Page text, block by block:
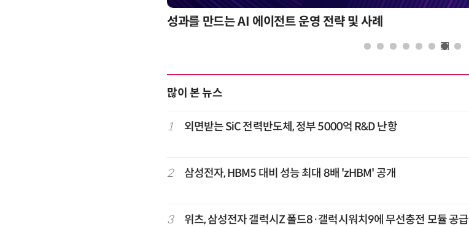
성과를 만드는 AI 에이전트 운영 전략 및 사례
많이 본 뉴스
1 외면받는 SiC 전력반도체, 정부 5000억 R&D 난항
2 삼성전자, HBM5 대비 성능 최대 8배 'zHBM' 공개
3 위츠, 삼성전자 갤럭시Z 폴드8·갤럭시워치9에 무선충전 모듈 공급